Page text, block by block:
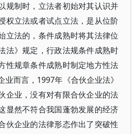
规制时，立法者初始对其认识并
权立法或者试点立法，是从位阶
立法的，条件成熟时将其法律位
法》规定，行政法规条件成熟时
性规章条件成熟时制定地方性法
业而言，1997年《合伙企业法》
企业，没有对有限合伙企业的法
显然不符合我国蓬勃发展的经济
伙企业的法律形态作出了突破性